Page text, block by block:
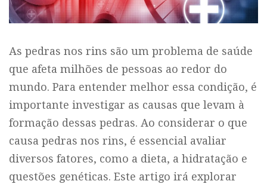
As pedras nos rins são um problema de saúde
que afeta milhões de pessoas ao redor do
mundo. Para entender melhor essa condição, é
importante investigar as causas que levam à
formação dessas pedras. Ao considerar o que
causa pedras nos rins, é essencial avaliar
diversos fatores, como a dieta, a hidratação e
questões genéticas. Este artigo irá explorar